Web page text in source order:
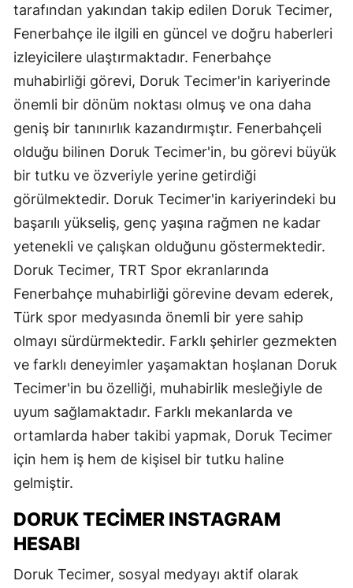
tarafından yakından takip edilen Doruk Tecimer,
Fenerbahçe ile ilgili en güncel ve doğru haberleri
izleyicilere ulaştırmaktadır. Fenerbahçe
muhabirliği görevi, Doruk Tecimer'in kariyerinde
önemli bir dönüm noktası olmuş ve ona daha
geniş bir tanınırlık kazandırmıştır. Fenerbahçeli
olduğu bilinen Doruk Tecimer'in, bu görevi büyük
bir tutku ve özveriyle yerine getirdiği
görülmektedir. Doruk Tecimer'in kariyerindeki bu
başarılı yükseliş, genç yaşına rağmen ne kadar
yetenekli ve çalışkan olduğunu göstermektedir.
Doruk Tecimer, TRT Spor ekranlarında
Fenerbahçe muhabirliği görevine devam ederek,
Türk spor medyasında önemli bir yere sahip
olmayı sürdürmektedir. Farklı şehirler gezmekten
ve farklı deneyimler yaşamaktan hoşlanan Doruk
Tecimer'in bu özelliği, muhabirlik mesleğiyle de
uyum sağlamaktadır. Farklı mekanlarda ve
ortamlarda haber takibi yapmak, Doruk Tecimer
için hem iş hem de kişisel bir tutku haline
gelmiştir.
DORUK TECIMER INSTAGRAM
HESABI
Doruk Tecimer, sosyal medyayı aktif olarak